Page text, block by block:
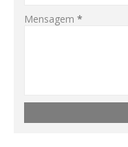
Mensagem *